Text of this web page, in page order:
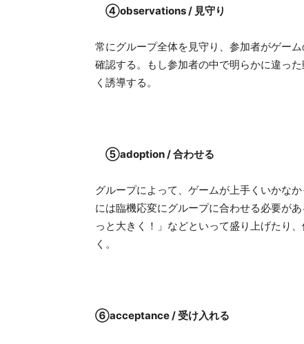
④observations / 見守り
常にグループ全体を見守り、参加者がゲー
確認する。もし参加者の中で明らかに違っ
く誘導する。
⑤adoption / 合わせる
グループによって、ゲームが上手くいかな
には臨機応変にグループに合わせる必要が
っと大きく！」などといって盛り上げたり
く。
⑥acceptance / 受け入れる